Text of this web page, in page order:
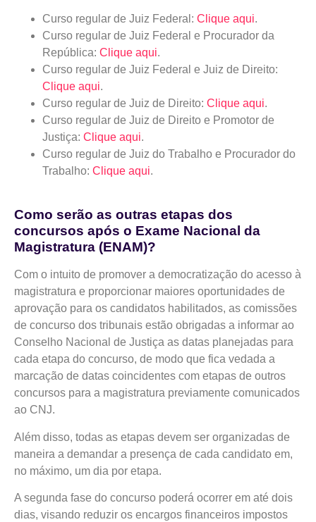
Curso regular de Juiz Federal: Clique aqui.
Curso regular de Juiz Federal e Procurador da
República: Clique aqui.
Curso regular de Juiz Federal e Juiz de Direito:
Clique aqui.
Curso regular de Juiz de Direito: Clique aqui.
Curso regular de Juiz de Direito e Promotor de
Justiça: Clique aqui.
Curso regular de Juiz do Trabalho e Procurador do
Trabalho: Clique aqui.
Como serão as outras etapas dos
concursos após o Exame Nacional da
Magistratura (ENAM)?
Com o intuito de promover a democratização do acesso à
magistratura e proporcionar maiores oportunidades de
aprovação para os candidatos habilitados, as comissões
de concurso dos tribunais estão obrigadas a informar ao
Conselho Nacional de Justiça as datas planejadas para
cada etapa do concurso, de modo que fica vedada a
marcação de datas coincidentes com etapas de outros
concursos para a magistratura previamente comunicados
ao CNJ.
Além disso, todas as etapas devem ser organizadas de
maneira a demandar a presença de cada candidato em,
no máximo, um dia por etapa.
A segunda fase do concurso poderá ocorrer em até dois
dias, visando reduzir os encargos financeiros impostos